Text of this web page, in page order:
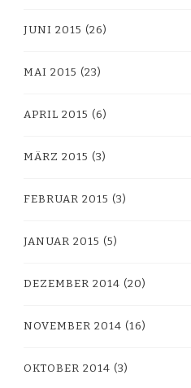
JUNI 2015 (26)
MAI 2015 (23)
APRIL 2015 (6)
MÄRZ 2015 (3)
FEBRUAR 2015 (3)
JANUAR 2015 (5)
DEZEMBER 2014 (20)
NOVEMBER 2014 (16)
OKTOBER 2014 (3)